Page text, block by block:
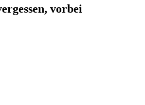
vorbei